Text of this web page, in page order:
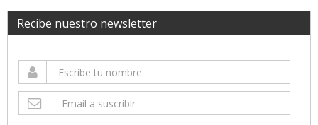
Recibe nuestro newsletter